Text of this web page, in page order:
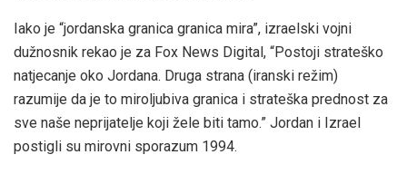
Iako je “jordanska granica granica mira”, izraelski vojni
dužnosnik rekao je za Fox News Digital, “Postoji strateško
natjecanje oko Jordana. Druga strana (iranski režim)
razumije da je to miroljubiva granica i strateška prednost za
sve naše neprijatelje koji žele biti tamo.” Jordan i Izrael
postigli su mirovni sporazum 1994.